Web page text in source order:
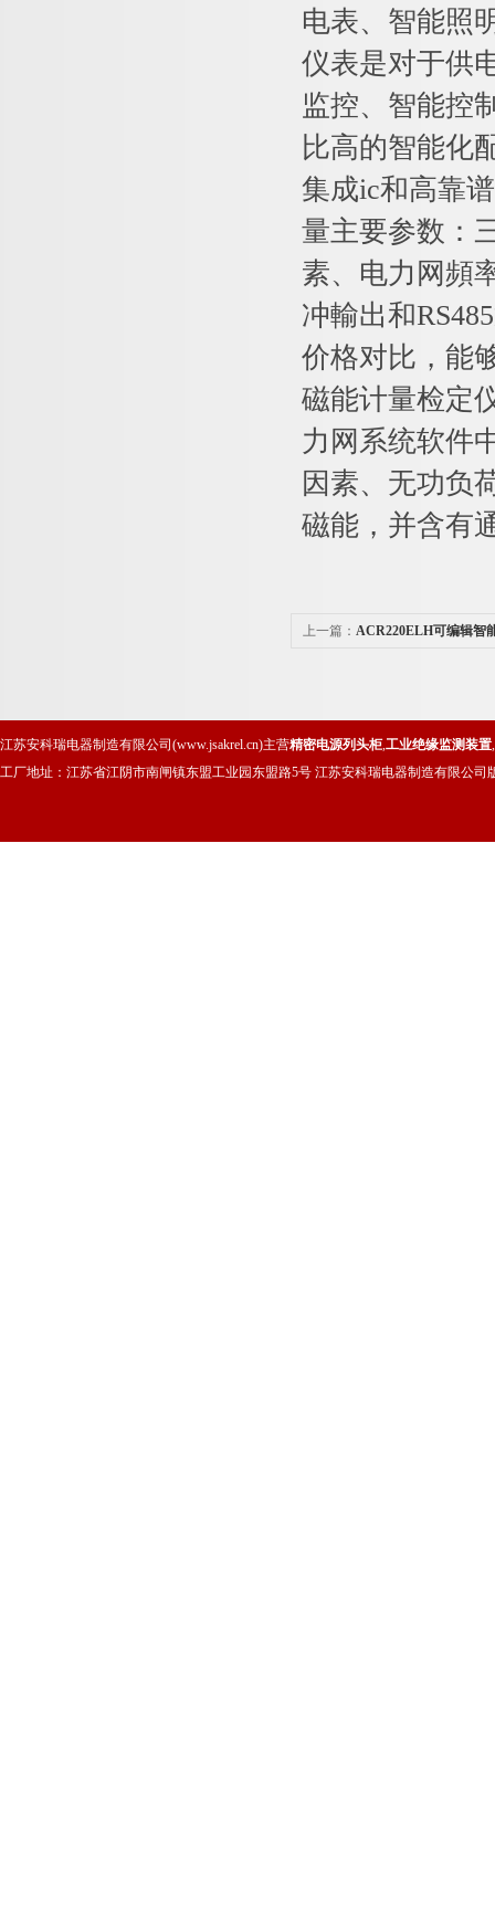
电表、智能照
仪表是对于供
监控、智能控
比高的智能化
集成ic和高靠
量主要参数：
素、电力网頻
冲輸出和
价格对比，能
磁能计量检定
力网系统软件
因素、无功负
磁能，并含有
上一篇： ACR220ELH可编辑智
江苏安科瑞电器制造有限公司(www.jsakrel.cn)主营精密电源列头柜,工业绝缘监测装置,
工厂地址：江苏省江阴市南闸镇东盟工业园东盟路5号 江苏安科瑞电器制造有限公司